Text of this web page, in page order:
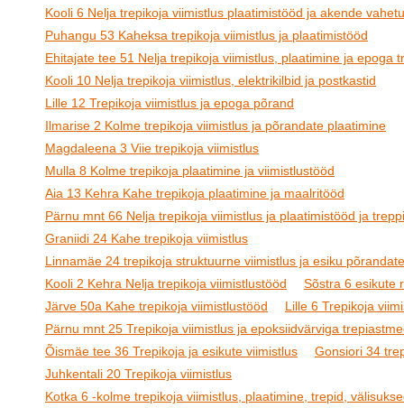
Kooli 6 Nelja trepikoja viimistlus plaatimistööd ja akende
Puhangu 53 Kaheksa trepikoja viimistlus ja plaatimistööd
Ehitajate tee 51 Nelja trepikoja viimistlus, plaatimine ja epoga
Kooli 10 Nelja trepikoja viimistlus, elektrikilbid ja postkastid
Lille 12 Trepikoja viimistlus ja epoga põrand
Ilmarise 2 Kolme trepikoja viimistlus ja põrandate plaatimine
Magdaleena 3 Viie trepikoja viimistlus
Mulla 8 Kolme trepikoja plaatimine ja viimistlustööd
Aia 13 Kehra Kahe trepikoja plaatimine ja maalritööd
Pärnu mnt 66 Nelja trepikoja viimistlus ja plaatimistööd ja
Graniidi 24 Kahe trepikoja viimistlus
Linnamäe 24 trepikoja struktuurne viimistlus ja esiku
Kooli 2 Kehra Nelja trepikoja viimistlustööd
Sõstra 6 esikute
Järve 50a Kahe trepikoja viimistlustööd
Lille 6 Trepikoja
Pärnu mnt 25 Trepikoja viimistlus ja epoksiidvärviga
Õismäe tee 36 Trepikoja ja esikute viimistlus
Gonsiori 34
Juhkentali 20 Trepikoja viimistlus
Kotka 6 -kolme trepikoja viimistlus, plaatimine, trepid,